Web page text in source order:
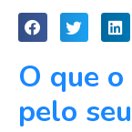
O que
pelo